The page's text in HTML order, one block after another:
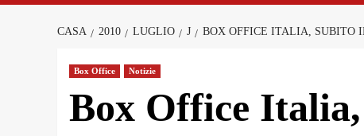
CASA 2010 LUGLIO J BOX OFFICE ITALIA, SUBITO
Box Office Notizie
Box Office